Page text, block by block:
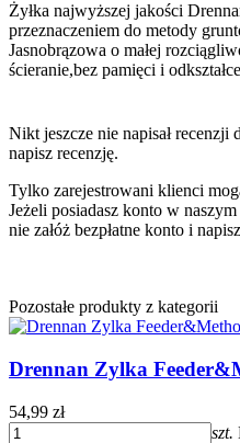
Żyłka najwyższej jakości
przeznaczeniem do metody
Jasnobrązowa o małej
ścieranie,bez pamięci i
Nikt jeszcze nie napisał
napisz recenzję.
Tylko zarejestrowani klienci
Jeżeli posiadasz konto w
nie załóż bezpłatne konto i
Pozostałe produkty z kategorii
Drennan Zylka
54,99 zł
szt.